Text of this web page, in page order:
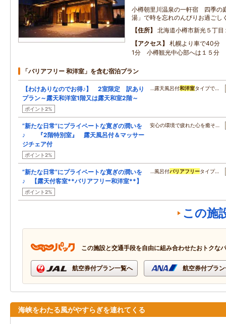
小樽朝里川温泉の一軒宿 四季の
湯」で時を忘れのんびりお過ごし
住所
北海道小樽市新光５丁目
アクセス
札幌より車で40分
1分 小樽観光中心部へは１５分
「バリアフリー 和洋室」を含む宿泊プラン
【わけありなのでお得♪】 2室限定 訳あり
プラン～露天和洋室1階又は露天和室2階～
ポイント2%
…露天風呂付和洋室タイプで…
”新たな日常”にプライベートな寛ぎの潤いを
♪ 『2階特別室』 露天風呂付＆マッサー
ジチェア付
ポイント2%
安心の環境で疲れた心を癒そ…
”新たな日常”にプライベートな寛ぎの潤いを
♪ 【露天付客室**バリアフリー和洋室**】
ポイント2%
…風呂付バリアフリータイプ…
この施
この施設と交通手段を自由に組み合わせたおトクな
航空券付プラン一覧へ 航空券付プラ
海峡をわたる風がやすらぎを連れてくる